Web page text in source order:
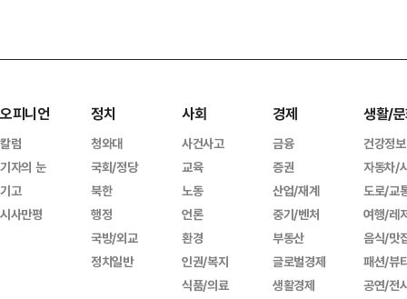
오피니언
칼럼
기자의 눈
기고
시사만평
정치
청와대
국회/정당
북한
행정
국방/외교
정치일반
사회
사건사고
교육
노동
언론
환경
인권/복지
식품/의료
경제
금융
증권
산업/재계
중기/벤처
부동산
글로벌경제
생활경제
생활/
건강정보
자동차/
도로/교
여행/레
음식/맛
패션/뷰
공연/전